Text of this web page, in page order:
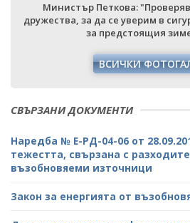
Министър Петкова:
дружества, за да се уверим в
за предстоящия
ВСИЧКИ
СВЪРЗАНИ ДОКУМЕНТИ
Наредба № Е-РД-04-06 от
тежестта, свързана с
възобновяеми източници
Закон за енергията от